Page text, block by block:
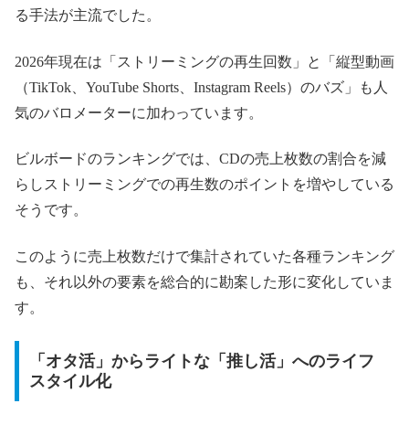
る手法が主流でした。
2026年現在は「ストリーミングの再生回数」と「縦型動画
（TikTok、YouTube Shorts、Instagram Reels）のバズ」も人
気のバロメーターに加わっています。
ビルボードのランキングでは、CDの売上枚数の割合を減
らしストリーミングでの再生数のポイントを増やしている
そうです。
このように売上枚数だけで集計されていた各種ランキング
も、それ以外の要素を総合的に勘案した形に変化していま
す。
「オタ活」からライトな「推し活」へのライフ
スタイル化